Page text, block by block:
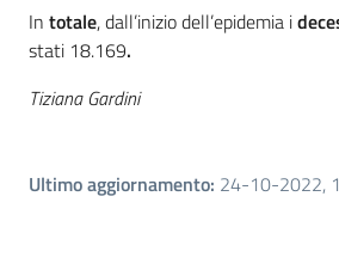
In totale, dall’inizio dell’epidemia i
stati 18.169.
Tiziana Gardini
Ultimo aggiornamento: 24-10-2022,